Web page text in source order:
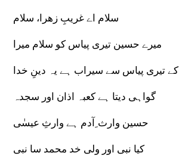
سلام اے غریبِ زھرا، سلام
میرے حسین تیری پیاس کو سلام میرا
کے تیری پیاس سے سیراب ہے یہ دینِ خدا
گواہی دیتا ہے کعبہ اذان اور سجدہ
حسین وارث ِآدم ہے وارثِ عیسٰی
کیا نبی اور ولی خد محمد سا نبی